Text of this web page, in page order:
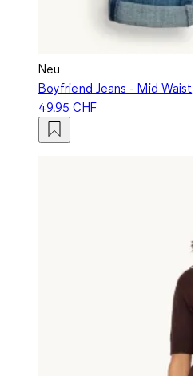
Neu
Boyfriend Jeans - Mid Waist
49.95 CHF